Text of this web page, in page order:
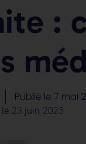
:
Publié le 7 mai
23 juin 2025